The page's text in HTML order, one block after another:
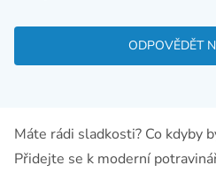
ODPOVĚDĚT
Máte rádi sladkosti? Co kdyby
Přidejte se k moderní